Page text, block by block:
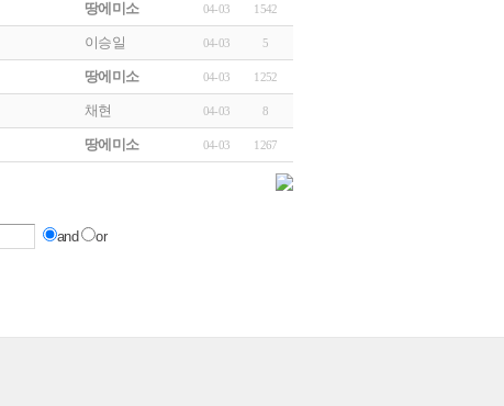
땅에미소 04-03 1542
이승일 04-03 5
땅에미소 04-03 1252
채현 04-03 8
땅에미소 04-03 1267
and or